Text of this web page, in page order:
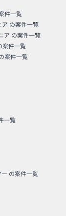
件一覧
ア の案件一覧
ア の案件一覧
案件一覧
案件一覧
一覧
の案件一覧